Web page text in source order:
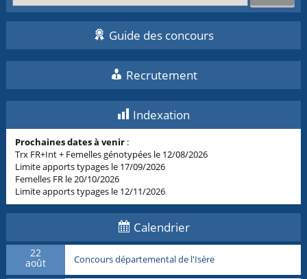
Guide des concours
Recrutement
Indexation
Prochaines dates à venir :
Trx FR+Int + Femelles génotypées le 12/08/2026
Limite apports typages le 17/09/2026
Femelles FR le 20/10/2026
Limite apports typages le 12/11/2026
Calendrier
22
août Concours départemental de l'Isère